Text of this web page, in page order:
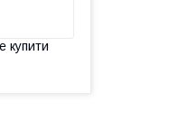
купити